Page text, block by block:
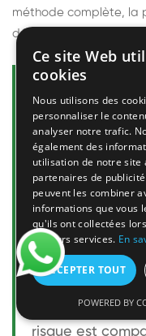
méthode complète, la
découvrir
Questions
Le frelon
l'homme ?
Le frelon
taille mais
son nid. Sa
celle d'une
une personne
bénigne. Pour
risque est
Ce site Web
cookies
Nous utilisons des
personnaliser le
analyser notre trafic.
également des
utilisation de notre site
partenaires de
peuvent les combiner
informations que vous
qu'ils ont collectées
de leurs services. En
ACCEPTER TOUT
POWERED BY